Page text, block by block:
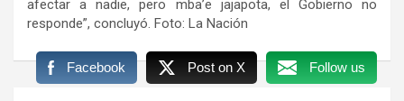
afectar a nadie, pero mba’e jajapota, el Gobierno no
responde”, concluyó. Foto: La Nación
Facebook Post on X Follow us